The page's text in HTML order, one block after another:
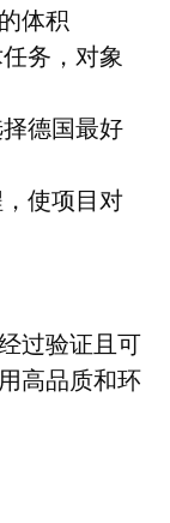
体积
务，对象
德国最好
使项目对
过验证且可
高品质和环